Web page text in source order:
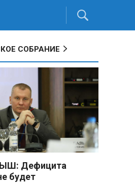
СОБРАНИЕ
Дефицита
будет